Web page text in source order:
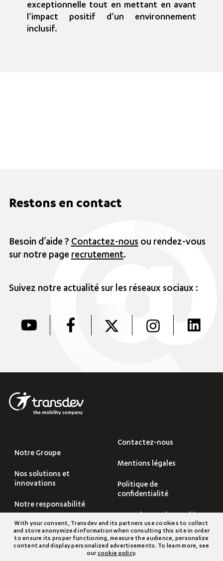
exceptionnelle tout en mettant en avant
l’impact positif d’un environnement
inclusif.
Restons en contact
Besoin d’aide ? Contactez-nous ou rendez-vous
sur notre page recrutement.
Suivez notre actualité sur les réseaux sociaux :
Notre Groupe
Nos solutions et
innovations
Notre responsabilité
Carrières
Salle de Presse
Contactez-nous
Mentions légales
Politique de
confidentialité
Plan du site
Transdev Groupe
With your consent, Transdev and its partners use cookies to collect
and store anonymized information when consulting this site in order
to ensure its proper functioning, measure the audience, personalize
content and display personalized advertisements. To learn more, see
ourcookie policy.